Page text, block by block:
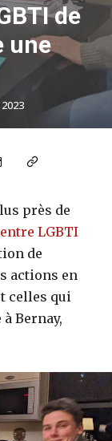
de
une
près de
LGBTI
de
actions en
celles qui
Bernay,